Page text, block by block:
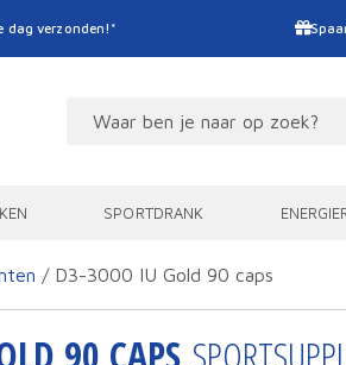
dag verzonden!*
SPORTDRANK
/ D3-3000 IU Gold 90 caps